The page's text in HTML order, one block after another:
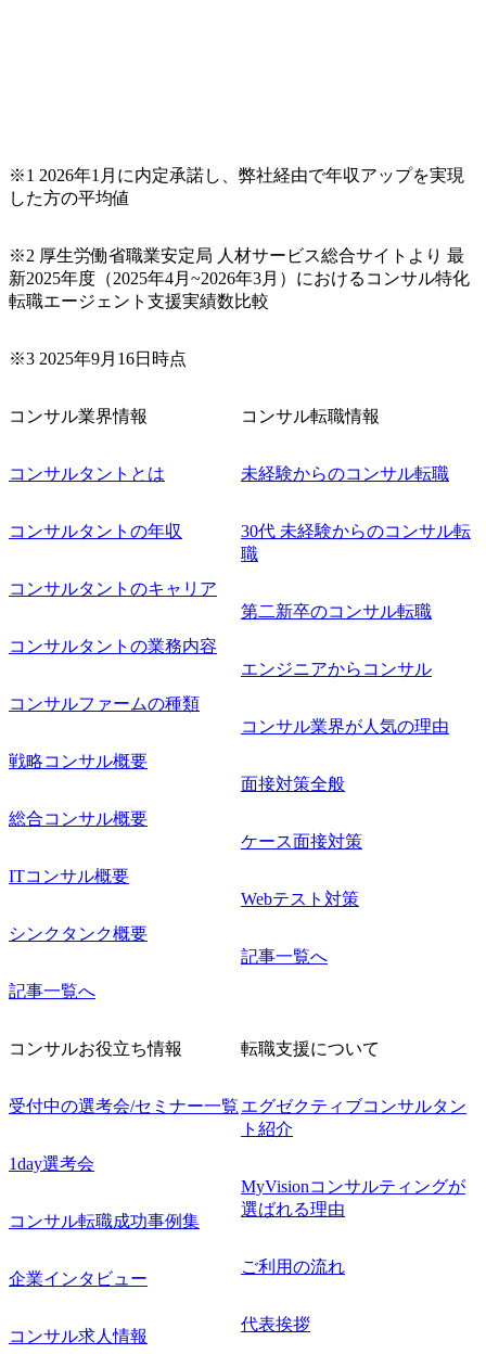
※1 2026年1月に内定承諾し、弊社経由で年収アップを実現
した方の平均値
※2 厚生労働省職業安定局 人材サービス総合サイトより 最
新2025年度（2025年4月~2026年3月）におけるコンサル特化
転職エージェント支援実績数比較
※3 2025年9月16日時点
コンサル業界情報
コンサルタントとは
コンサルタントの年収
コンサルタントのキャリア
コンサルタントの業務内容
コンサルファームの種類
戦略コンサル概要
総合コンサル概要
ITコンサル概要
シンクタンク概要
記事一覧へ
コンサル転職情報
未経験からのコンサル転職
30代 未経験からのコンサル転
職
第二新卒のコンサル転職
エンジニアからコンサル
コンサル業界が人気の理由
面接対策全般
ケース面接対策
Webテスト対策
記事一覧へ
コンサルお役立ち情報
受付中の選考会/セミナー一覧
1day選考会
コンサル転職成功事例集
企業インタビュー
コンサル求人情報
転職支援について
エグゼクティブコンサルタン
ト紹介
MyVisionコンサルティングが
選ばれる理由
ご利用の流れ
代表挨拶